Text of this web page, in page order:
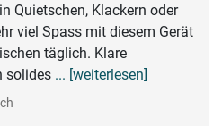
Quietschen, Klackern oder
viel Spass mit diesem Gerät
täglich. Klare
solides ... [weiterlesen]